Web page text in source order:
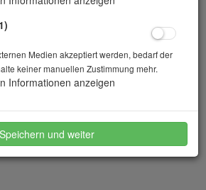
Durchlässe
Medien akzeptiert werden, bedarf der
keiner manuellen Zustimmung mehr.
Informationen anzeigen
Speichern und weiter